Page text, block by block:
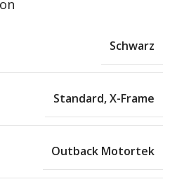
Schwarz
Standard,X-Frame
Outback Motortek